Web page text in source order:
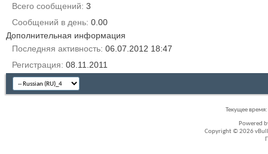
Всего сообщений 3
Сообщений в день 0.00
Дополнительная информация
Последняя активность 06.07.2012 18:47
Регистрация 08.11.2011
Текущее время:
Powered
Copyright © 2026